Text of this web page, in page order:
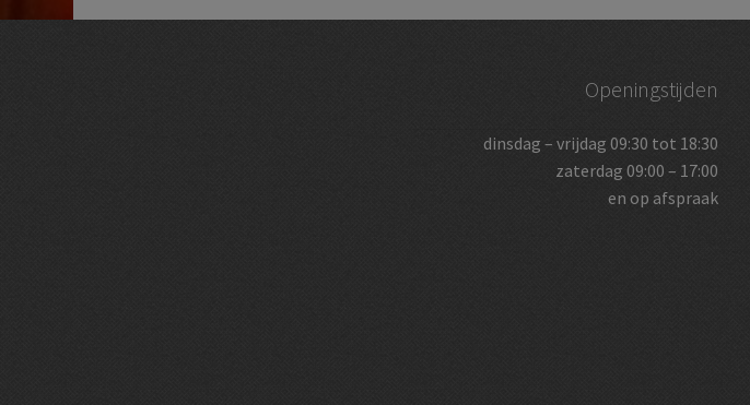
Openingstijden
dinsdag – vrijdag 09:30 tot 18:30
zaterdag 09:00 – 17:00
en op afspraak